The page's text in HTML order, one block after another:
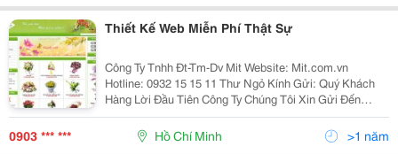
Thiết Kế Web Miễn Phí Thật Sự
Công Ty Tnhh Đt-Tm-Dv Mit Website: Mit.com.vn
Hotline: 0932 15 15 11 Thư Ngỏ Kính Gửi: Quý Khách
Hàng Lời Đầu Tiên Công Ty Chúng Tôi Xin Gửi Đến
Chúc Quý Khách Lời Chúc Tốt Đẹp Nhất. Nhân Dip Kỷ
Niệm 5 Năm Thành Lập Công Ty Chúng Tôi Có M
0903 *** *** Hồ Chí Minh >1 năm